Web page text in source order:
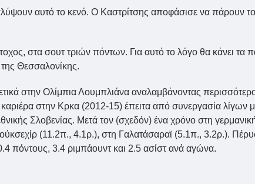
αυτό το κενό. Ο Καστρίτσης αποφάσισε να πάρουν
στα σουτ τριών πόντων. Για αυτό το λόγο θα κάνει τα
της Θεσσαλονίκης.
στην Ολίμπια Λουμπλιάνα αναλαμβάνοντας
στην Κρκα (2012-15) έπειτα από συνεργασία λίγων
Σλοβενίας. Μετά τον (σχεδόν) ένα χρόνο στη
(11.2π., 4.1ρ.), στη Γαλατάσαραϊ (5.1π., 3.2ρ.).
πόντους, 3.4 ριμπάουντ και 2.5 ασίστ ανά αγώνα.